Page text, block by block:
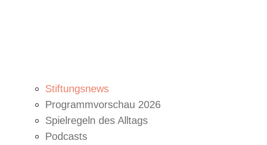
Stiftungsnews
Programmvorschau 2026
Spielregeln des Alltags
Podcasts